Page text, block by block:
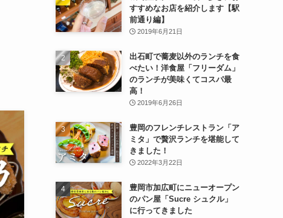
すすめなお店を紹介します【駅
前通り編】
2019年6月21日
出石町で蕎麦以外のランチを食
べたい！洋食屋「フリーダム」
のランチが美味くてコスパ最
高！
2019年6月26日
豊岡のフレンチレストラン「ア
ミタ」で贅沢ランチを堪能して
きました！
2022年3月22日
豊岡市加広町にニューオープン
のパン屋「Sucre シュクル」
に行ってきました